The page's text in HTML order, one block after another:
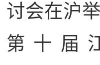
讨会在
第十届